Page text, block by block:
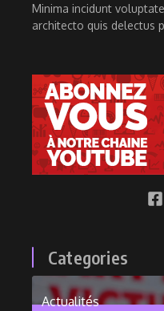
Minima incidunt
architecto quis delectus
Categories
Actualités